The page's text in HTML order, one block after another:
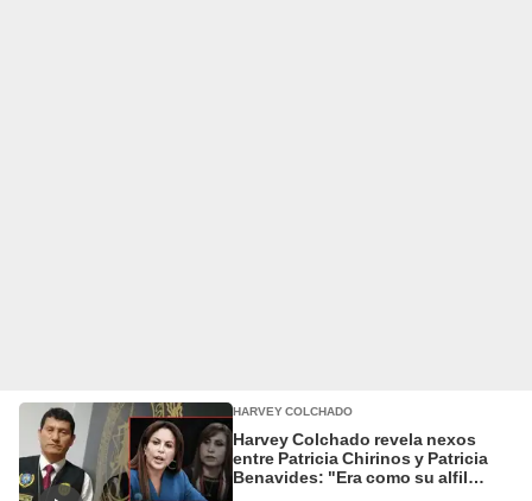
HARVEY COLCHADO
Harvey Colchado revela nexos
entre Patricia Chirinos y Patricia
Benavides: "Era como su alfil